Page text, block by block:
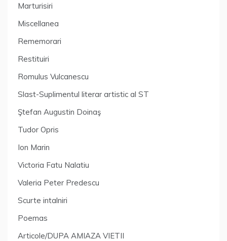
Marturisiri
Miscellanea
Rememorari
Restituiri
Romulus Vulcanescu
Slast-Suplimentul literar artistic al ST
Ştefan Augustin Doinaş
Tudor Opris
Ion Marin
Victoria Fatu Nalatiu
Valeria Peter Predescu
Scurte intalniri
Poemas
Articole/DUPA AMIAZA VIETII